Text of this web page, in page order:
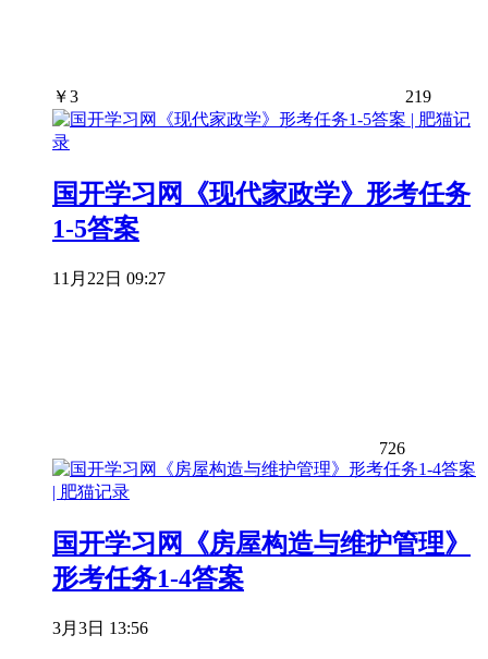
￥3 219
国开学习网《现代家政学》形考任务
1-5答案
11月22日 09:27
726
国开学习网《房屋构造与维护管理》
形考任务1-4答案
3月3日 13:56